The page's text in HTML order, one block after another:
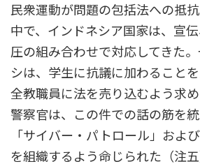
民衆運動が問題の包括法への抵
中で、インドネシア国家は、宣
圧の組み合わせで対応してきた
シは、学生に抗議に加わることを
全教職員に法を売り込むよう求め
警察官は、この件での話の筋を統
「サイバー・パトロール」およ
を組織するよう命じられた（注